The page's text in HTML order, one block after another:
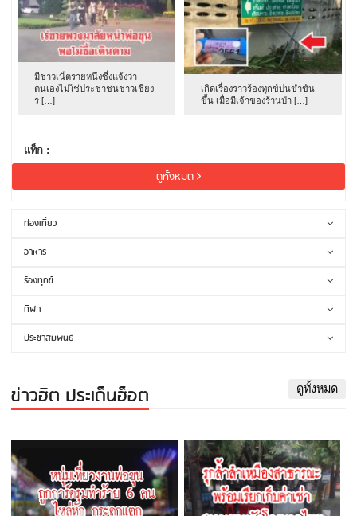
มีชาวเน็ตรายหนึ่งซึ่งแจ้งว่า
ตนเองไม่ใช่ประชาชนชาวเชียง
ร […]
เกิดเรื่องราวร้องทุกข์ปนขำขัน
ขึ้น เมื่อมีเจ้าของร้านป่า […]
แท็ก :
ดูทั้งหมด
ท่องเที่ยว
อาหาร
ร้องทุกข์
กีฬา
ประชาสัมพันธ์
ข่าวฮิต ประเด็นฮ็อต ดูทั้งหมด